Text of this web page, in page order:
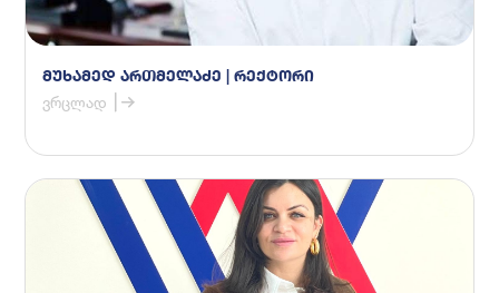
მუხამედ ართმელაძე | რექტორი
ვრცლად